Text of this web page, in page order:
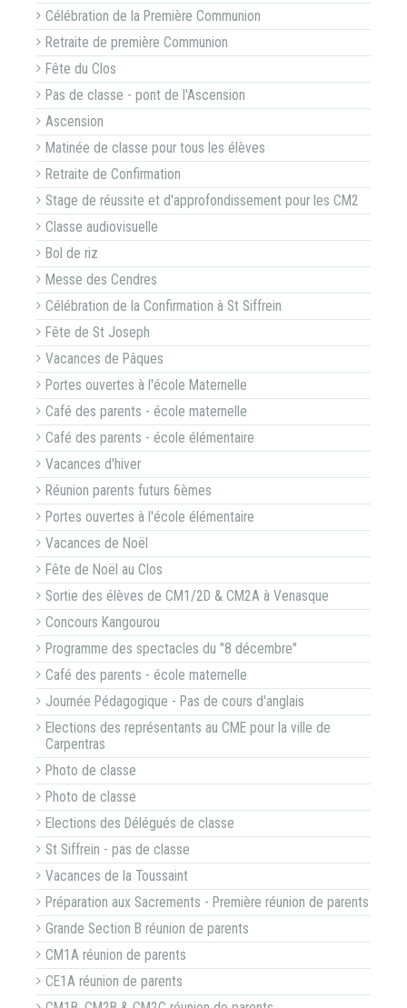
Célébration de la Première Communion
Retraite de première Communion
Fête du Clos
Pas de classe - pont de l'Ascension
Ascension
Matinée de classe pour tous les élèves
Retraite de Confirmation
Stage de réussite et d'approfondissement pour les CM2
Classe audiovisuelle
Bol de riz
Messe des Cendres
Célébration de la Confirmation à St Siffrein
Fête de St Joseph
Vacances de Pâques
Portes ouvertes à l'école Maternelle
Café des parents - école maternelle
Café des parents - école élémentaire
Vacances d'hiver
Réunion parents futurs 6èmes
Portes ouvertes à l'école élémentaire
Vacances de Noël
Fête de Noël au Clos
Sortie des élèves de CM1/2D & CM2A à Venasque
Concours Kangourou
Programme des spectacles du "8 décembre"
Café des parents - école maternelle
Journée Pédagogique - Pas de cours d'anglais
Elections des représentants au CME pour la ville de
Carpentras
Photo de classe
Photo de classe
Elections des Délégués de classe
St Siffrein - pas de classe
Vacances de la Toussaint
Préparation aux Sacrements - Première réunion de parents
Grande Section B réunion de parents
CM1A réunion de parents
CE1A réunion de parents